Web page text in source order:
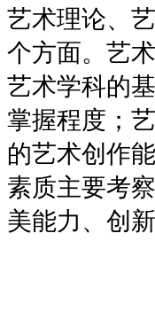
艺术理论、
个方面。艺
艺术学科的
掌握程度；
的艺术创作
素质主要考
美能力、创新